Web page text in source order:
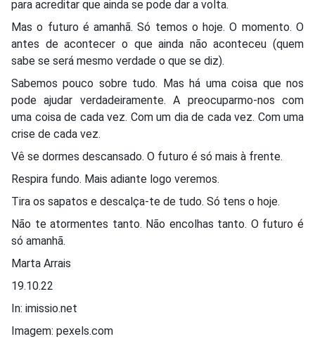
para acreditar que ainda se pode dar a volta.
Mas o futuro é amanhã. Só temos o hoje. O momento. O
antes de acontecer o que ainda não aconteceu (quem
sabe se será mesmo verdade o que se diz).
Sabemos pouco sobre tudo. Mas há uma coisa que nos
pode ajudar verdadeiramente. A preocuparmo-nos com
uma coisa de cada vez. Com um dia de cada vez. Com uma
crise de cada vez.
Vê se dormes descansado. O futuro é só mais à frente.
Respira fundo. Mais adiante logo veremos.
Tira os sapatos e descalça-te de tudo. Só tens o hoje.
Não te atormentes tanto. Não encolhas tanto. O futuro é
só amanhã.
Marta Arrais
19.10.22
In: imissio.net
Imagem: pexels.com